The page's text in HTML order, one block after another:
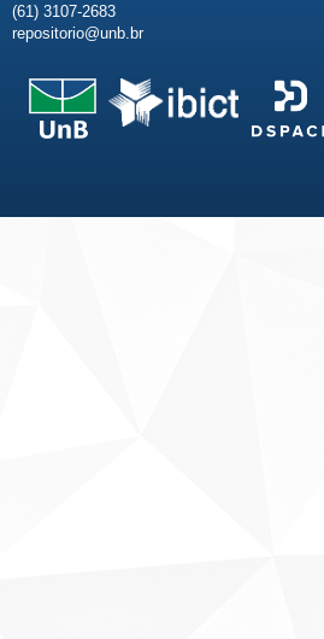
(61) 3107-2683
repositorio@unb.br